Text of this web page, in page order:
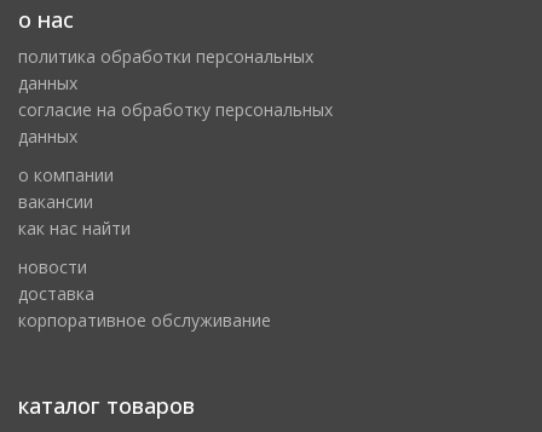
о нас
политика обработки персональных
данных
cогласие на обработку персональных
данных
о компании
вакансии
как нас найти
новости
доставка
корпоративное обслуживание
каталог товаров